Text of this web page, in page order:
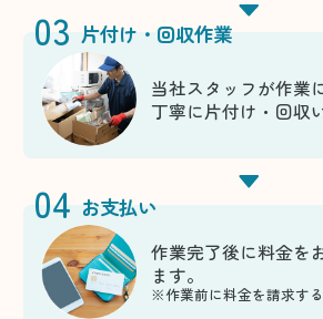
03 片付け・回収作業
当社スタッフが作業
丁寧に片付け・回収
04 お支払い
作業完了後に料金を
ます。
※作業前に料金を請求す